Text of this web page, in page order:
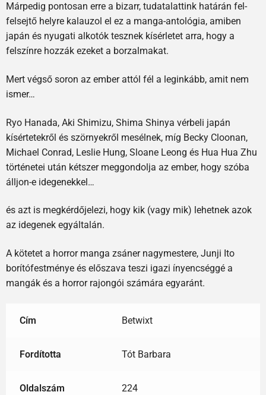
Márpedig pontosan erre a bizarr, tudatalattink határán fel-
felsejtő helyre kalauzol el ez a manga-antológia, amiben
japán és nyugati alkotók tesznek kísérletet arra, hogy a
felszínre hozzák ezeket a borzalmakat.
Mert végső soron az ember attól fél a leginkább, amit nem
ismer…
Ryo Hanada, Aki Shimizu, Shima Shinya vérbeli japán
kísértetekről és szörnyekről mesélnek, míg Becky Cloonan,
Michael Conrad, Leslie Hung, Sloane Leong és Hua Hua Zhu
történetei után kétszer meggondolja az ember, hogy szóba
álljon-e idegenekkel…
és azt is megkérdőjelezi, hogy kik (vagy mik) lehetnek azok
az idegenek egyáltalán.
A kötetet a horror manga zsáner nagymestere, Junji Ito
borítófestménye és előszava teszi igazi ínyencséggé a
mangák és a horror rajongói számára egyaránt.
Cím Betwixt
Fordította Tót Barbara
Oldalszám 224